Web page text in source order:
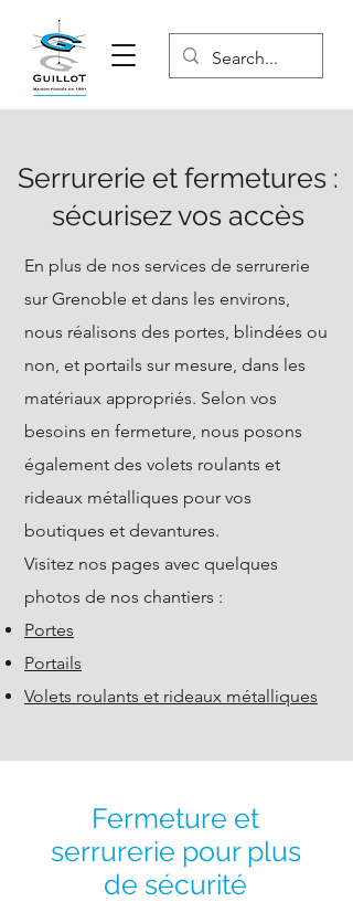
Fermeture et
serrurerie pour plus
de sécurité
Serrurerie et fermetures :
sécurisez vos accès
En plus de nos services de serrurerie
sur Grenoble et dans les environs,
nous réalisons des portes, blindées ou
non, et portails sur mesure, dans les
matériaux appropriés. Selon vos
besoins en fermeture, nous posons
également des volets roulants et
rideaux métalliques pour vos
boutiques et devantures.
Visitez nos pages avec quelques
photos de nos chantiers :
Portes
Portails
Volets roulants et rideaux métalliques